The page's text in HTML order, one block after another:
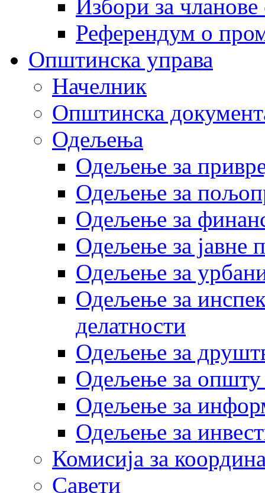
Избори за
Референдум о
Општинска управа
Начелник
Општинска
Одељења
Одељење за
Одељење за
Одељење за
Одељење за јавне
Одељење за
Одељење за
делатности
Одељење за
Одељење за општу
Одељење за
Одељење за
Комисија за
Савети